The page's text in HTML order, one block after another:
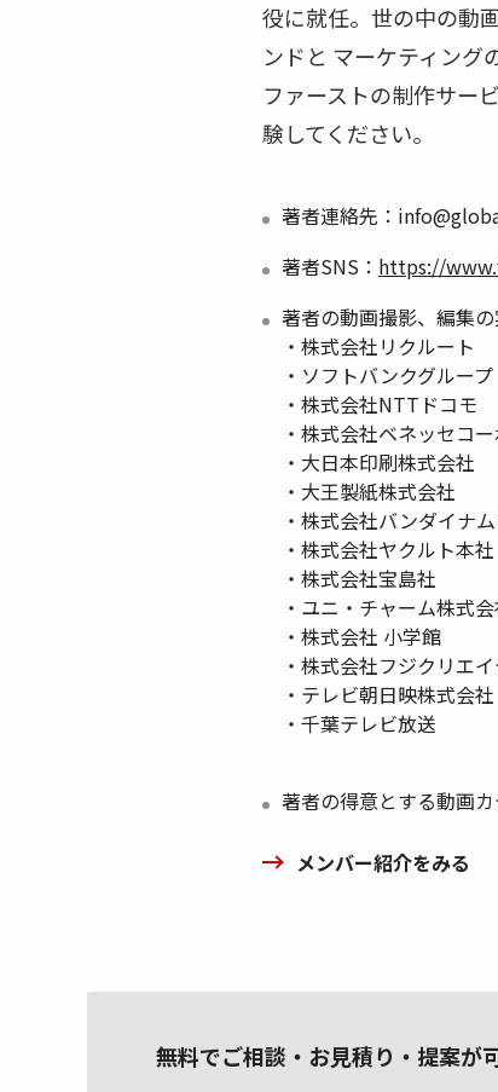
役に就任。世の中の動
ンドと マーケティング
ファーストの制作サー
験してください。
著者連絡先：
著者SNS： https://
著者の動画撮影、編集
・株式会社リクルート
・ソフトバンクグループ
・株式会社NTTドコモ
・株式会社ベネッセコ
・大日本印刷株式会社
・大王製紙株式会社
・株式会社バンダイナ
・株式会社ヤクルト本社
・株式会社宝島社
・ユニ・チャーム株式
・株式会社 小学館
・株式会社フジクリエ
・テレビ朝日映株式会社
・千葉テレビ放送
著者の得意とする動画
メンバー紹介をみる
無料でご相談・お見積り・提案が